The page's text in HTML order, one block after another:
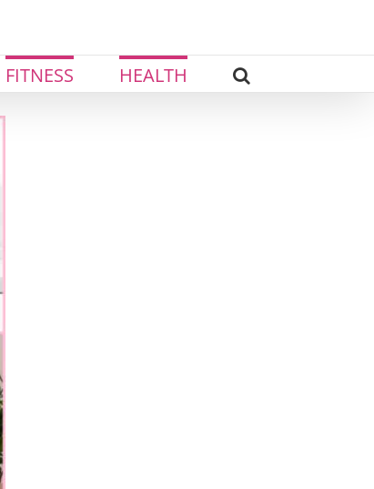
FITNESS HEALTH